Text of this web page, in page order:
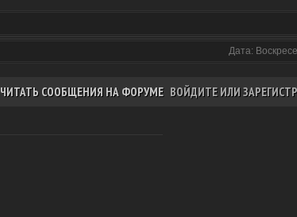
Дата:
ЧИТАТЬ СООБЩЕНИЯ НА ФОРУМЕ ВОЙДИТЕ ИЛИ